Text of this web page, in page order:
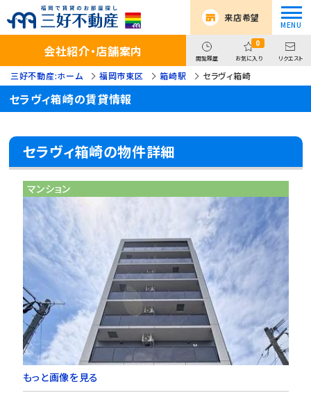
来店希望
会社紹介・店舗案内 閲覧履歴
0
お気に入り リクエスト
三好不動産:ホーム 福岡市東区 箱崎駅 セラヴィ箱崎
セラヴィ箱崎の賃貸情報
セラヴィ箱崎の物件詳細
マンション
もっと画像を見る